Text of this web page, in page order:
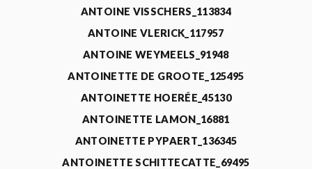
ANTOINE VISSCHERS_113834
ANTOINE VLERICK_117957
ANTOINE WEYMEELS_91948
ANTOINETTE DE GROOTE_125495
ANTOINETTE HOERÉE_45130
ANTOINETTE LAMON_16881
ANTOINETTE PYPAERT_136345
ANTOINETTE SCHITTECATTE_69495